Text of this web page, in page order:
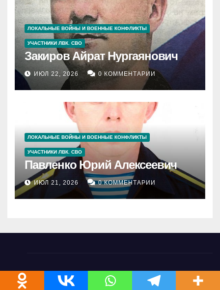
ЛОКАЛЬНЫЕ ВОЙНЫ И ВОЕННЫЕ КОНФЛИКТЫ
УЧАСТНИКИ ЛВК. СВО
Закиров Айрат Нургаянович
ИЮЛ 22, 2026 0 КОММЕНТАРИИ
ЛОКАЛЬНЫЕ ВОЙНЫ И ВОЕННЫЕ КОНФЛИКТЫ
УЧАСТНИКИ ЛВК. СВО
Павленко Юрий Алексеевич
ИЮЛ 21, 2026 0 КОММЕНТАРИИ